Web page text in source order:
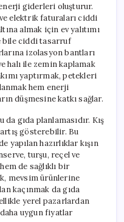
enerji giderleri oluşturur.
elektrik faturaları ciddi
almak için ev yalıtımı
bile ciddi tasarruf
izolasyon bantları
halı ile zemin kaplamak
yaptırmak, petekleri
hem enerji
düşmesine katkı sağlar.
gıda planlamasıdır. Kış
gösterebilir. Bu
yapılan hazırlıklar kışın
turşu, reçel ve
de sağlıklı bir
mevsim ürünlerine
kaçınmak da gıda
yerel pazarlardan
uygun fiyatlar